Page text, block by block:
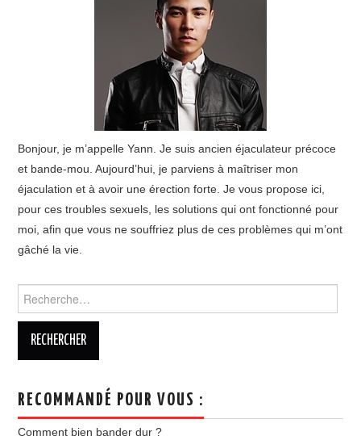
Bonjour, je m’appelle Yann. Je suis ancien éjaculateur précoce
et bande-mou. Aujourd’hui, je parviens à maîtriser mon
éjaculation et à avoir une érection forte. Je vous propose ici,
pour ces troubles sexuels, les solutions qui ont fonctionné pour
moi, afin que vous ne souffriez plus de ces problèmes qui m’ont
gâché la vie.
Rechercher :
RECOMMANDÉ POUR VOUS :
Comment bien bander dur ?